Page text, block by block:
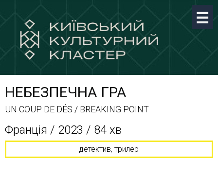
НЕБЕЗПЕЧНА ГРА
UN COUP DE DÉS / BREAKING POINT
Франція / 2023 / 84 хв
детектив, трилер